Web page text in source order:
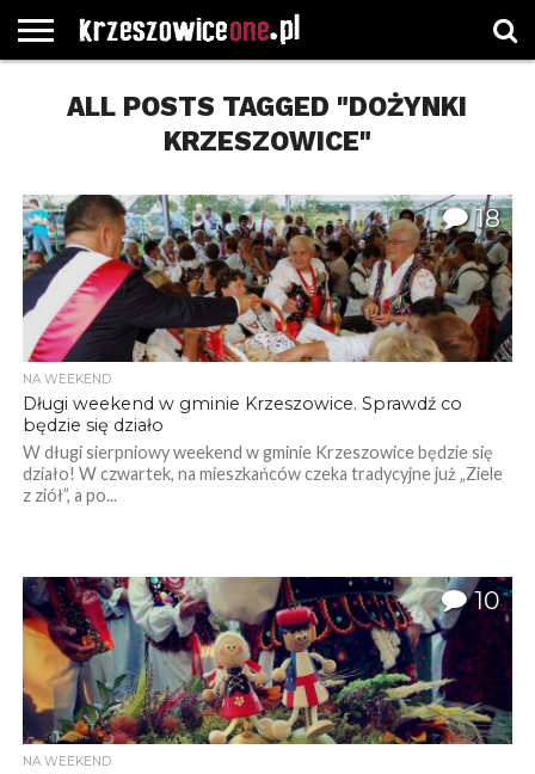
GŁÓWNA
WYBORY
SAMORZĄDOWE
WYBIERZ
KATEGORIE
ROZKŁADY
JAZDY
GREGORCZYK
WATCH
KONTAKT
ALL POSTS TAGGED "DOŻYNKI
KRZESZOWICE"
18
NA WEEKEND
Długi weekend w gminie Krzeszowice. Sprawdź co
będzie się działo
W długi sierpniowy weekend w gminie Krzeszowice będzie się
działo! W czwartek, na mieszkańców czeka tradycyjne już „Ziele
z ziół”, a po...
10
NA WEEKEND